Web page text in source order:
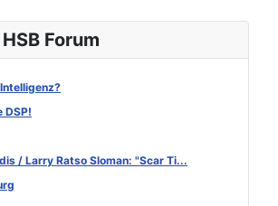
Forum
DSP!
/ Larry Ratso Sloman: "Scar Ti...